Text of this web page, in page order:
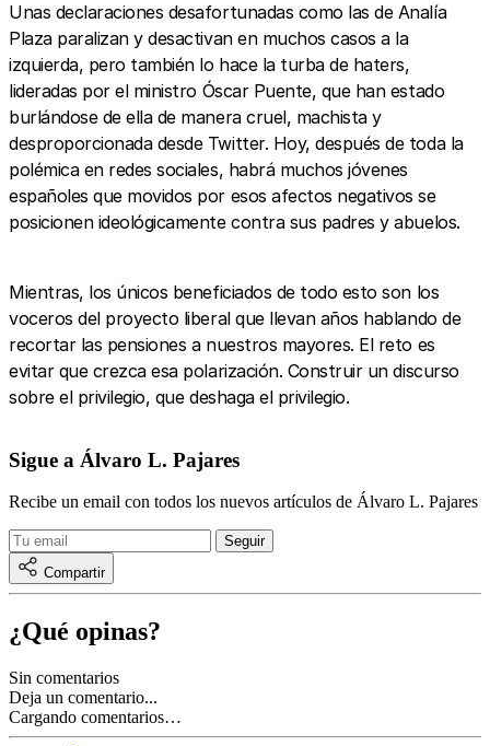
Unas declaraciones desafortunadas como las de Analía
Plaza paralizan y desactivan en muchos casos a la
izquierda, pero también lo hace la turba de haters,
lideradas por el ministro Óscar Puente, que han estado
burlándose de ella de manera cruel, machista y
desproporcionada desde Twitter. Hoy, después de toda la
polémica en redes sociales, habrá muchos jóvenes
españoles que movidos por esos afectos negativos se
posicionen ideológicamente contra sus padres y abuelos.
Mientras, los únicos beneficiados de todo esto son los
voceros del proyecto liberal que llevan años hablando de
recortar las pensiones a nuestros mayores. El reto es
evitar que crezca esa polarización. Construir un discurso
sobre el privilegio, que deshaga el privilegio.
Sigue a Álvaro L. Pajares
Recibe un email con todos los nuevos artículos de Álvaro L. Pajares
Compartir
¿Qué opinas?
Sin comentarios
Deja un comentario...
Cargando comentarios…